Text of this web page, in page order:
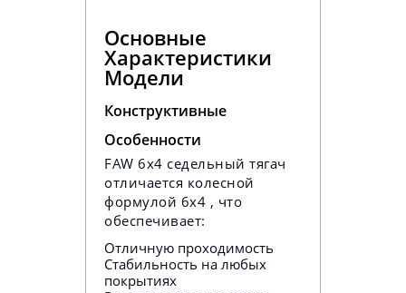
Основные
Характеристики
Модели
Конструктивные
Особенности
FAW 6x4 седельный тягач
отличается колесной
формулой 6x4 , что
обеспечивает:
Отличную проходимость
Стабильность на любых
покрытиях